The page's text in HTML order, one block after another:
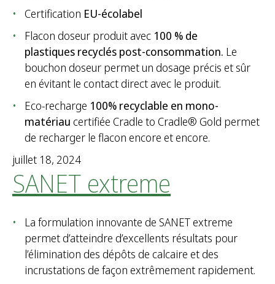
Certification EU-écolabel
Flacon doseur produit avec 100 % de
plastiques recyclés post-consommation. Le
bouchon doseur permet un dosage précis et sûr
en évitant le contact direct avec le produit.
Eco-recharge 100% recyclable en mono-
matériau certifiée Cradle to Cradle® Gold permet
de recharger le flacon encore et encore.
juillet 18, 2024
SANET extreme
La formulation innovante de SANET extreme
permet d’atteindre d’excellents résultats pour
l’élimination des dépôts de calcaire et des
incrustations de façon extrêmement rapidement.